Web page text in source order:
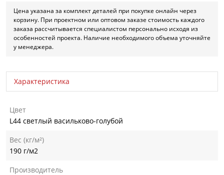
Цена указана за комплект деталей при покупке онлайн через
корзину. При проектном или оптовом заказе стоимость каждого
заказа рассчитывается специалистом персонально исходя из
особенностей проекта. Наличие необходимого объема уточняйте
у менеджера.
Характеристика
Цвет
L44 светлый васильково-голубой
Вес (кг/м²)
190 г/м2
Производитель